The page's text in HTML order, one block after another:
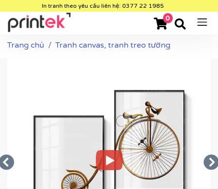
In tranh theo yêu cầu liên hệ: 0377 22 1985
0
Trang chủ Tranh canvas, tranh treo tường